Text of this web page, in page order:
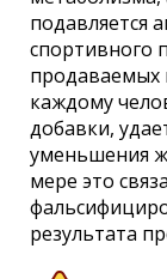
подавляется
спортивного
продаваемых
каждому
добавки,
уменьшения
мере это
результата